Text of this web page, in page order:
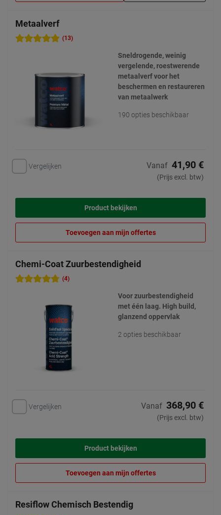
Metaalverf
(13)
Sneldrogende, weinig
vergelende, roestwerende
metaalverf voor het
beschermen en restaureren
van metaalwerk
190 opties beschikbaar
Vergelijken Vanaf 41,90 €
(Prijs excl. btw)
Product bekijken
Toevoegen aan mijn offertes
Chemi-Coat Zuurbestendigheid
(4)
Voor zuurbestendigheid
met één laag. High build,
glanzend oppervlak
2 opties beschikbaar
Vergelijken Vanaf 368,90 €
(Prijs excl. btw)
Product bekijken
Toevoegen aan mijn offertes
Resiflow Chemisch Bestendig